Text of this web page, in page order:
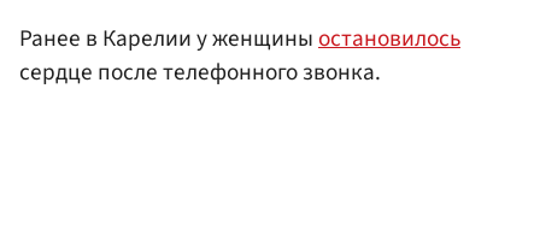
Ранее в Карелии у женщиныостановилось
сердце после телефонного звонка.